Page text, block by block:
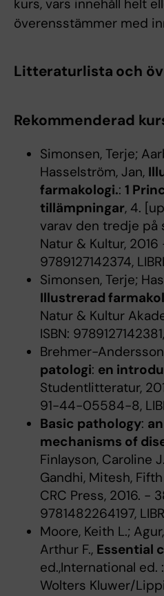
kurs, vars innehåll helt
överensstämmer med
Litteraturlista och
Rekommenderad
Simonsen, Terje;
Hasselström, Jan,
farmakologi.: 1
tillämpningar, 4.
varav den tredje på
Natur & Kultur, 2016
9789127142374,
Simonsen, Terje;
Illustrerad
Natur & Kultur
ISBN:
Brehmer-
patologi: en
Studentlitteratur,
91-44-05584-8,
Basic pathology:
mechanisms of
Finlayson, Caroline
Gandhi, Mitesh,
CRC Press, 2016. -
9781482264197,
Moore, Keith L.;
Arthur F., Essential
ed.,International ed.
Wolters Kluwer/